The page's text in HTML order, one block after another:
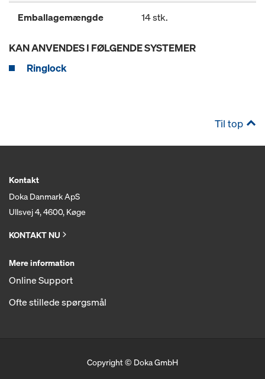
Emballagemængde 14 stk.
KAN ANVENDES I FØLGENDE SYSTEMER
Ringlock
Til top
Kontakt
Doka Danmark ApS
Ullsvej 4, 4600, Køge
KONTAKT NU
Mere information
Online Support
Ofte stillede spørgsmål
Copyright © Doka GmbH